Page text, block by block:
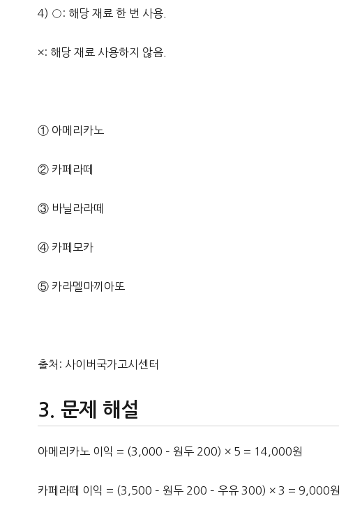
4) ○: 해당 재료 한 번 사용.
×: 해당 재료 사용하지 않음.
① 아메리카노
② 카페라떼
③ 바닐라라떼
④ 카페모카
⑤ 카라멜마끼아또
출처: 사이버국가고시센터
문제 해설
아메리카노 이익 = (3,000 – 원두 200) × 5 = 14,000원
카페라떼 이익 = (3,500 – 원두 200 – 우유 300) × 3 = 9,000원